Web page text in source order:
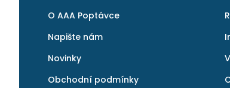
O AAA Poptávce
Napište nám
Novinky
Obchodní podmínky